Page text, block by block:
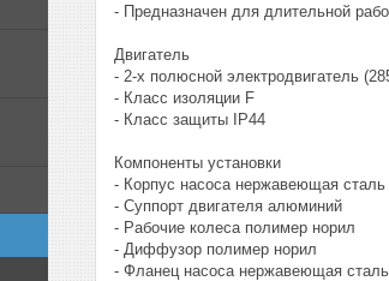
- Предназначен для длительной
Двигатель
- 2-х полюсной электродвигатель
- Класс изоляции F
- Класс защиты IP44
Компоненты установки
- Корпус насоса нержавеющая сталь
- Суппорт двигателя алюминий
- Рабочие колеса полимер норил
- Диффузор полимер норил
- Фланец насоса нержавеющая сталь